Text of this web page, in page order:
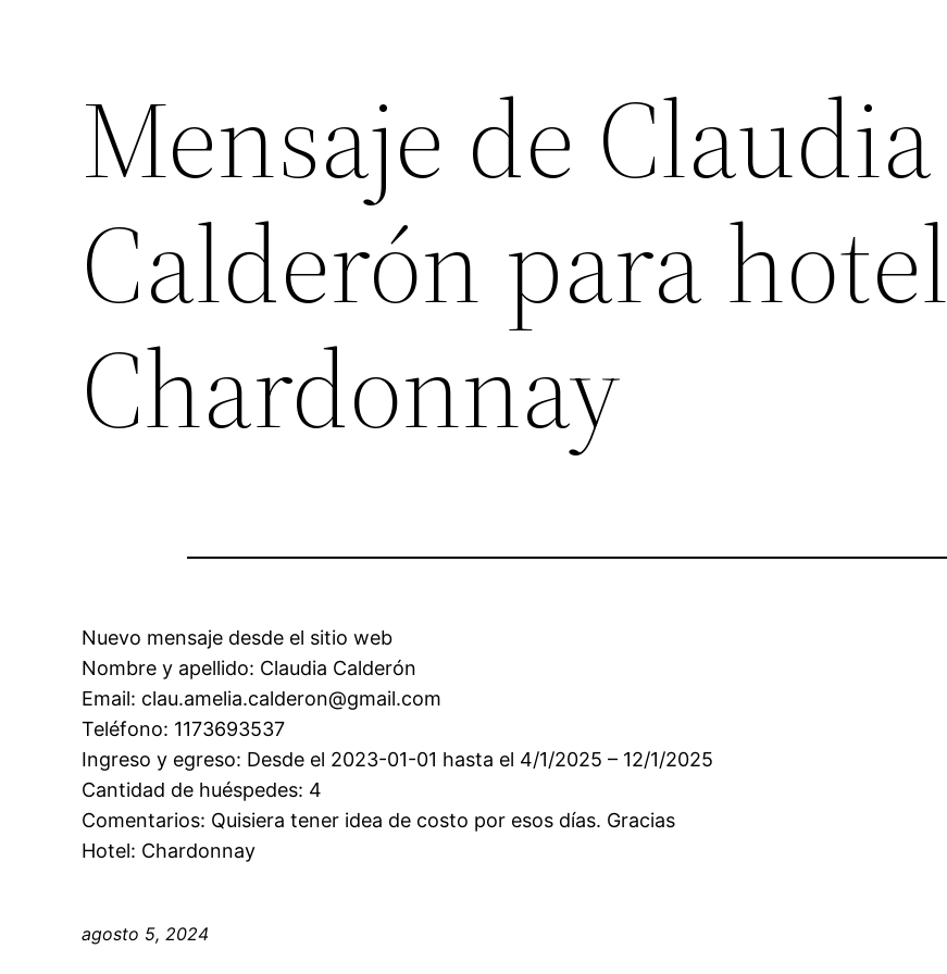
Mensaje de Claudia
Calderón para hotel
Chardonnay
Nuevo mensaje desde el sitio web
Nombre y apellido: Claudia Calderón
Email: clau.amelia.calderon@gmail.com
Teléfono: 1173693537
Ingreso y egreso: Desde el 2023-01-01 hasta el 4/1/2025 – 12/1/2025
Cantidad de huéspedes: 4
Comentarios: Quisiera tener idea de costo por esos días. Gracias
Hotel: Chardonnay
agosto 5, 2024